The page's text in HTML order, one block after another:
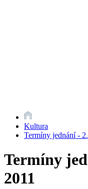
Kultura
Termíny jednání -
Termíny
2011